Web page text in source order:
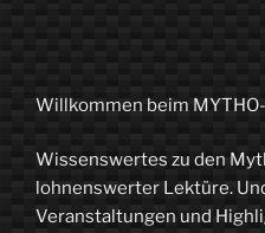
Willkommen beim
Wissenswertes zu den
lohnenswerter Lektüre.
Veranstaltungen und